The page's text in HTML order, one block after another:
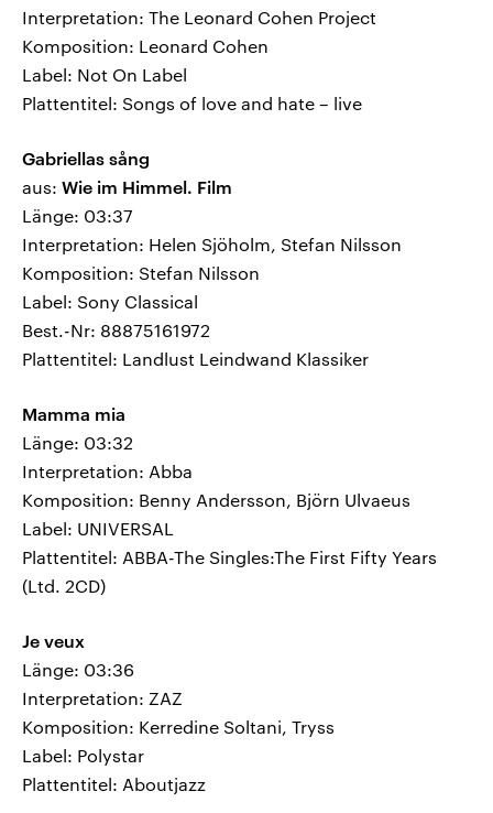
Interpretation: The Leonard Cohen Project
Komposition: Leonard Cohen
Label: Not On Label
Plattentitel: Songs of love and hate – live
Gabriellas sång
aus: Wie im Himmel. Film
Länge: 03:37
Interpretation: Helen Sjöholm, Stefan Nilsson
Komposition: Stefan Nilsson
Label: Sony Classical
Best.-Nr: 88875161972
Plattentitel: Landlust Leindwand Klassiker
Mamma mia
Länge: 03:32
Interpretation: Abba
Komposition: Benny Andersson, Björn Ulvaeus
Label: UNIVERSAL
Plattentitel: ABBA-The Singles:The First Fifty Years
(Ltd. 2CD)
Je veux
Länge: 03:36
Interpretation: ZAZ
Komposition: Kerredine Soltani, Tryss
Label: Polystar
Plattentitel: Aboutjazz